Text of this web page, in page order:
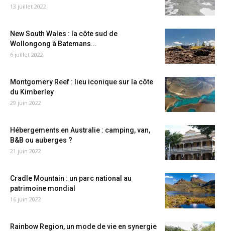
13 juillet 2022
New South Wales : la côte sud de
Wollongong à Batemans...
6 juillet 2022
Montgomery Reef : lieu iconique sur la côte
du Kimberley
29 juin 2022
Hébergements en Australie : camping, van,
B&B ou auberges ?
21 juin 2022
Cradle Mountain : un parc national au
patrimoine mondial
16 juin 2022
Rainbow Region, un mode de vie en synergie